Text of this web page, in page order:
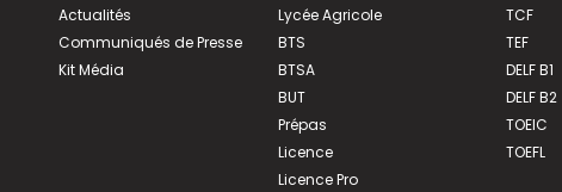
Actualités
Communiqués de Presse
Kit Média
Lycée Agricole
BTS
BTSA
BUT
Prépas
Licence
Licence Pro
TCF
TEF
DELF B1
DELF B2
TOEIC
TOEFL